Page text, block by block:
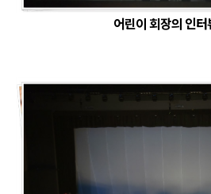
어린이 회장의 인터